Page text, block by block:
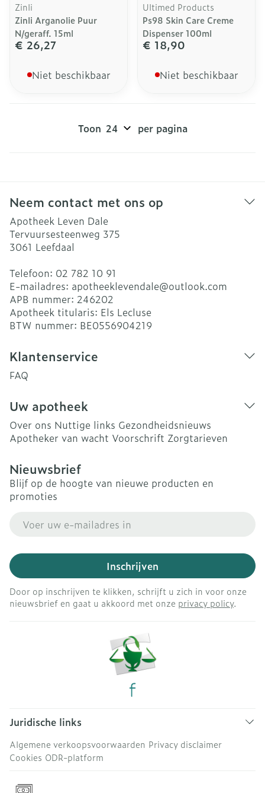
Zinli
Zinli Arganolie Puur
N/geraff. 15ml
€ 26,27
Niet beschikbaar
Ultimed Products
Ps98 Skin Care Creme
Dispenser 100ml
€ 18,90
Niet beschikbaar
Toon per pagina
Neem contact met ons op
Apotheek Leven Dale
Tervuursesteenweg 375
3061 Leefdaal
Telefoon: 02 782 10 91
E-mailadres: apotheeklevendale@outlook.com
APB nummer: 246202
Apotheek titularis: Els Lecluse
BTW nummer: BE0556904219
Klantenservice
FAQ
Uw apotheek
Over ons Nuttige links Gezondheidsnieuws
Apotheker van wacht Voorschrift Zorgtarieven
Nieuwsbrief
Blijf op de hoogte van nieuwe producten en
promoties
Inschrijven
Door op inschrijven te klikken, schrijft u zich in voor onze
nieuwsbrief en gaat u akkoord met onze privacy policy.
Juridische links
Algemene verkoopsvoorwaarden Privacy disclaimer
Cookies ODR-platform